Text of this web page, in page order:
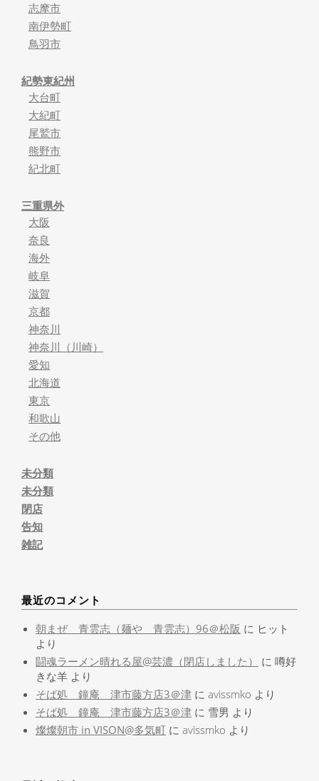
志摩市
南伊勢町
鳥羽市
紀勢東紀州
大台町
大紀町
尾鷲市
熊野市
紀北町
三重県外
大阪
奈良
海外
岐阜
滋賀
京都
神奈川
神奈川（川崎）
愛知
北海道
東京
和歌山
その他
未分類
未分類
閉店
告知
雑記
最近のコメント
朝まぜ 青雲志（麺や 青雲志）96＠松阪 に ヒット
より
闘魂ラーメン晴れる屋@芸濃（閉店しました）
に 噂好
きな羊 より
そば処 鐘庵 津市藤方店3＠津 に avissmko より
そば処 鐘庵 津市藤方店3＠津 に 雪男 より
燦燦朝市 in VISON@多気町 に avissmko より